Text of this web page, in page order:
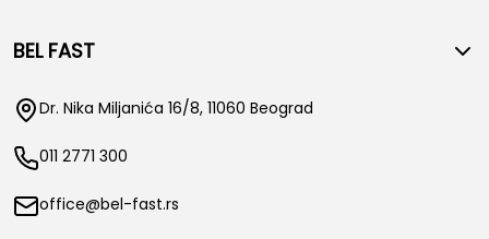
BEL FAST
Dr. Nika Miljanića 16/8, 11060 Beograd
011 2771 300
office@bel-fast.rs